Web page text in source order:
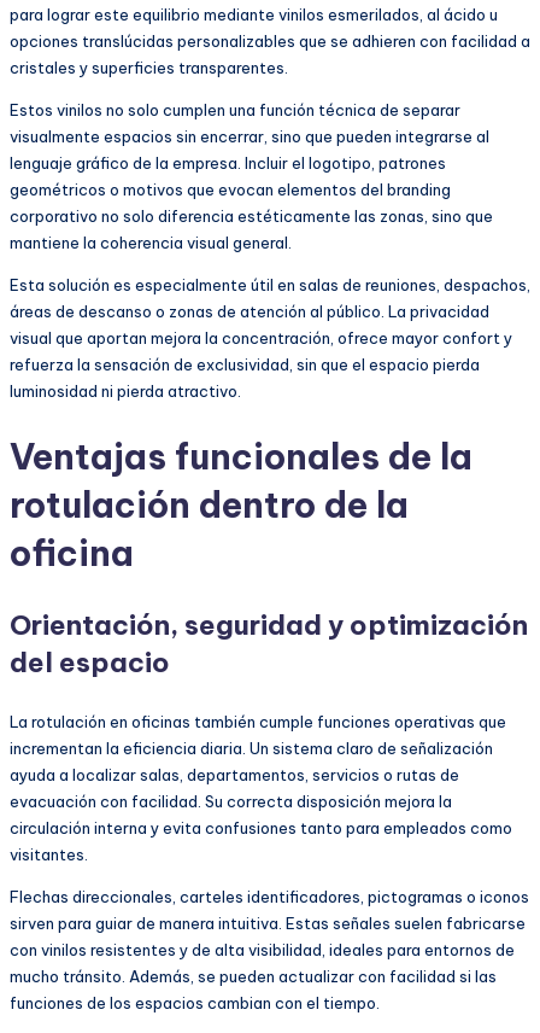
para lograr este equilibrio mediante vinilos esmerilados, al ácido u
opciones translúcidas personalizables que se adhieren con facilidad a
cristales y superficies transparentes.
Estos vinilos no solo cumplen una función técnica de separar
visualmente espacios sin encerrar, sino que pueden integrarse al
lenguaje gráfico de la empresa. Incluir el logotipo, patrones
geométricos o motivos que evocan elementos del branding
corporativo no solo diferencia estéticamente las zonas, sino que
mantiene la coherencia visual general.
Esta solución es especialmente útil en salas de reuniones, despachos,
áreas de descanso o zonas de atención al público. La privacidad
visual que aportan mejora la concentración, ofrece mayor confort y
refuerza la sensación de exclusividad, sin que el espacio pierda
luminosidad ni pierda atractivo.
Ventajas funcionales de la
rotulación dentro de la
oficina
Orientación, seguridad y optimización
del espacio
La rotulación en oficinas también cumple funciones operativas que
incrementan la eficiencia diaria. Un sistema claro de señalización
ayuda a localizar salas, departamentos, servicios o rutas de
evacuación con facilidad. Su correcta disposición mejora la
circulación interna y evita confusiones tanto para empleados como
visitantes.
Flechas direccionales, carteles identificadores, pictogramas o iconos
sirven para guiar de manera intuitiva. Estas señales suelen fabricarse
con vinilos resistentes y de alta visibilidad, ideales para entornos de
mucho tránsito. Además, se pueden actualizar con facilidad si las
funciones de los espacios cambian con el tiempo.